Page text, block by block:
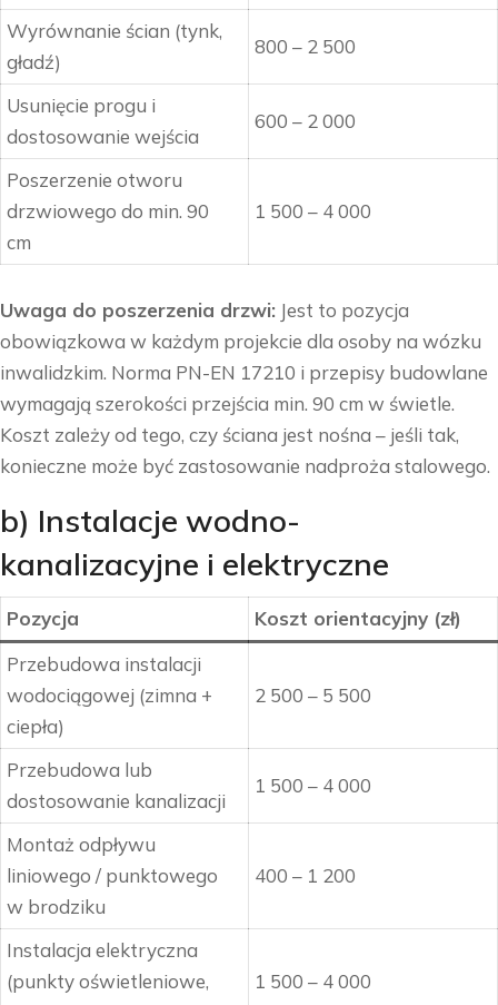
Wyrównanie ścian (tynk,
gładź)
800 – 2 500
Usunięcie progu i
dostosowanie wejścia
600 – 2 000
Poszerzenie otworu
drzwiowego do min. 90
cm
1 500 – 4 000
Uwaga do poszerzenia drzwi: Jest to pozycja
obowiązkowa w każdym projekcie dla osoby na wózku
inwalidzkim. Norma PN-EN 17210 i przepisy budowlane
wymagają szerokości przejścia min. 90 cm w świetle.
Koszt zależy od tego, czy ściana jest nośna – jeśli tak,
konieczne może być zastosowanie nadproża stalowego.
b) Instalacje wodno-
kanalizacyjne i elektryczne
Pozycja
Koszt orientacyjny (zł)
Przebudowa instalacji
wodociągowej (zimna +
ciepła)
2 500 – 5 500
Przebudowa lub
dostosowanie kanalizacji
1 500 – 4 000
Montaż odpływu
liniowego / punktowego
w brodziku
400 – 1 200
Instalacja elektryczna
(punkty oświetleniowe,
1 500 – 4 000